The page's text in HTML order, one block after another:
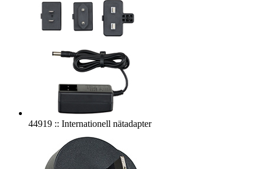
44919 :: Internationell nätadapter